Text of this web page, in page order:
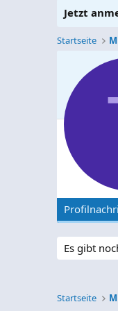
Jetzt
Startseite
Es gibt
Startseite